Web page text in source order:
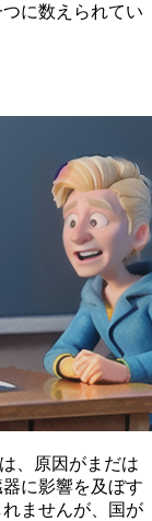
に数えられてい
、原因がまだは
に影響を及ぼす
ませんが、国が